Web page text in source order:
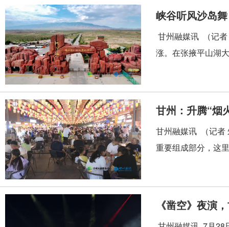
峡谷听风沙岛
甘州融媒讯 （记
涨。在张掖平山湖
甘州：升腾“烟
甘州融媒讯 （记者
重要组成部分，这
《凿空》夜演